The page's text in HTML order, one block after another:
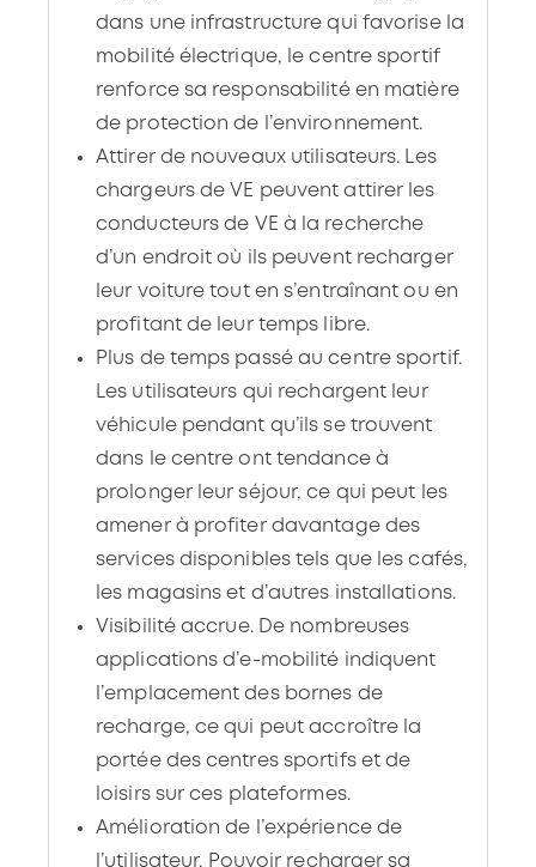
dans une infrastructure qui favorise la
mobilité électrique, le centre sportif
renforce sa responsabilité en matière
de protection de l’environnement.
Attirer de nouveaux utilisateurs. Les
chargeurs de VE peuvent attirer les
conducteurs de VE à la recherche
d’un endroit où ils peuvent recharger
leur voiture tout en s’entraînant ou en
profitant de leur temps libre.
Plus de temps passé au centre sportif.
Les utilisateurs qui rechargent leur
véhicule pendant qu’ils se trouvent
dans le centre ont tendance à
prolonger leur séjour, ce qui peut les
amener à profiter davantage des
services disponibles tels que les cafés,
les magasins et d’autres installations.
Visibilité accrue. De nombreuses
applications d’e-mobilité indiquent
l’emplacement des bornes de
recharge, ce qui peut accroître la
portée des centres sportifs et de
loisirs sur ces plateformes.
Amélioration de l’expérience de
l’utilisateur. Pouvoir recharger sa